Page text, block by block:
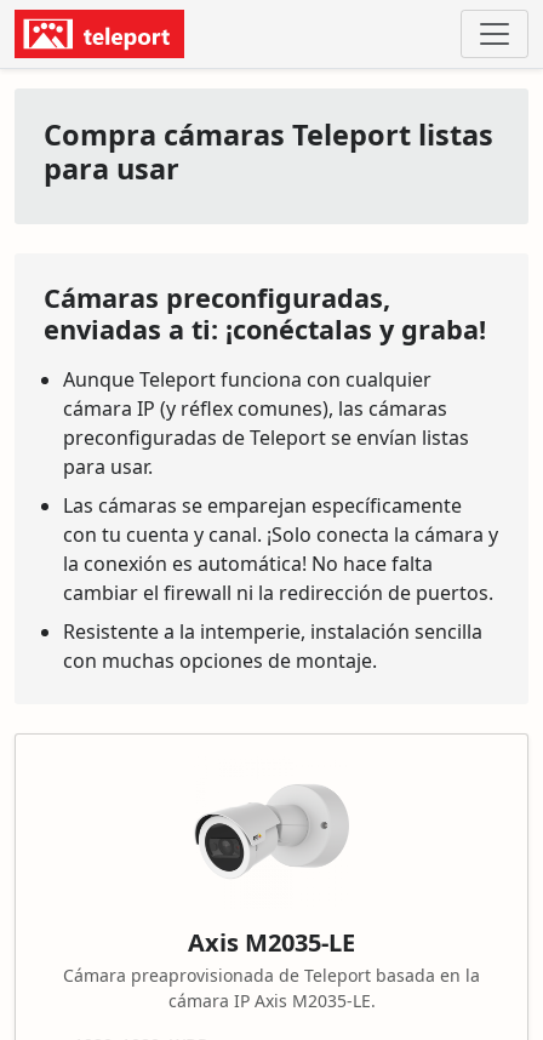
Compra cámaras Teleport listas
para usar
Cámaras preconfiguradas,
enviadas a ti: ¡conéctalas y graba!
Aunque Teleport funciona con cualquier
cámara IP (y réflex comunes), las cámaras
preconfiguradas de Teleport se envían listas
para usar.
Las cámaras se emparejan específicamente
con tu cuenta y canal. ¡Solo conecta la cámara y
la conexión es automática! No hace falta
cambiar el firewall ni la redirección de puertos.
Resistente a la intemperie, instalación sencilla
con muchas opciones de montaje.
Axis M2035-LE
Cámara preaprovisionada de Teleport basada en la
cámara IP Axis M2035-LE.